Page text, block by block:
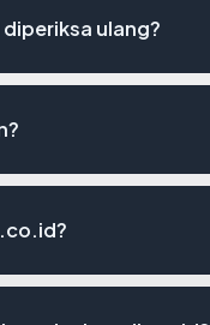
ulang?